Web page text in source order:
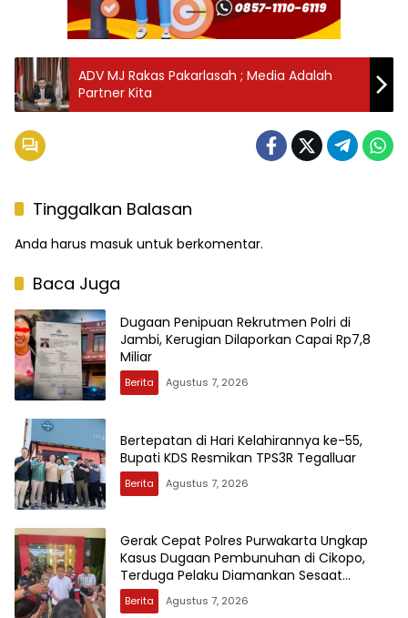
ADV MJ Rakas Pakarlasah ; Media Adalah
Partner Kita
Tinggalkan Balasan
Anda harus masuk untuk berkomentar.
Baca Juga
Dugaan Penipuan Rekrutmen Polri di
Jambi, Kerugian Dilaporkan Capai Rp7,8
Miliar
Berita Agustus 7, 2026
Bertepatan di Hari Kelahirannya ke-55,
Bupati KDS Resmikan TPS3R Tegalluar
Berita Agustus 7, 2026
Gerak Cepat Polres Purwakarta Ungkap
Kasus Dugaan Pembunuhan di Cikopo,
Terduga Pelaku Diamankan Sesaat
Setelah Kejadian
Berita Agustus 7, 2026